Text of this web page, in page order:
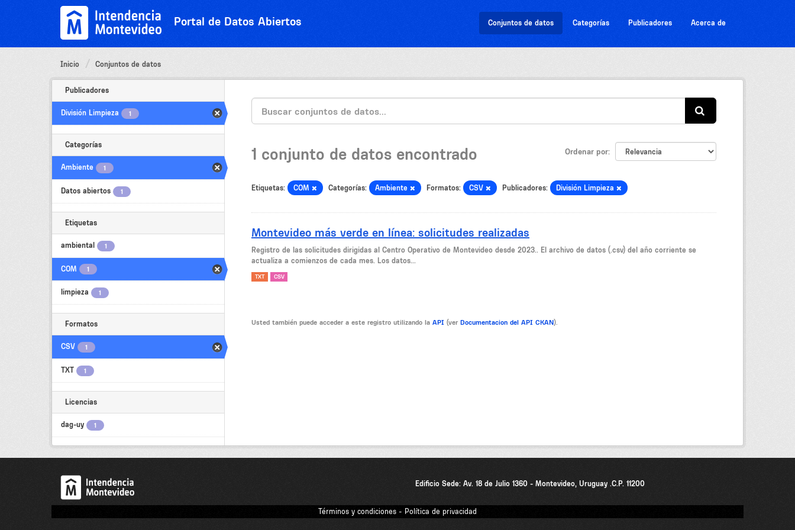
Portal de Datos Abiertos Conjuntos de datos Categorías Publicadores Acerca de
Inicio Conjuntos de datos
Publicadores
División Limpieza 1
Categorías
Ambiente 1
Datos abiertos 1
Etiquetas
ambiental 1
COM 1
limpieza 1
Formatos
CSV 1
TXT 1
Licencias
dag-uy 1
Ordenar por
1 conjunto de datos encontrado
Etiquetas: COM Categorías: Ambiente Formatos: CSV Publicadores: División Limpieza
Montevideo más verde en línea: solicitudes realizadas
Registro de las solicitudes dirigidas al Centro Operativo de Montevideo desde 2023.. El archivo de datos (.csv) del año corriente se
actualiza a comienzos de cada mes. Los datos...
TXT CSV
Usted también puede acceder a este registro utilizando la API (ver Documentacion del API CKAN).
Edificio Sede: Av. 18 de Julio 1360 - Montevideo, Uruguay .C.P. 11200
Términos y condiciones - Política de privacidad